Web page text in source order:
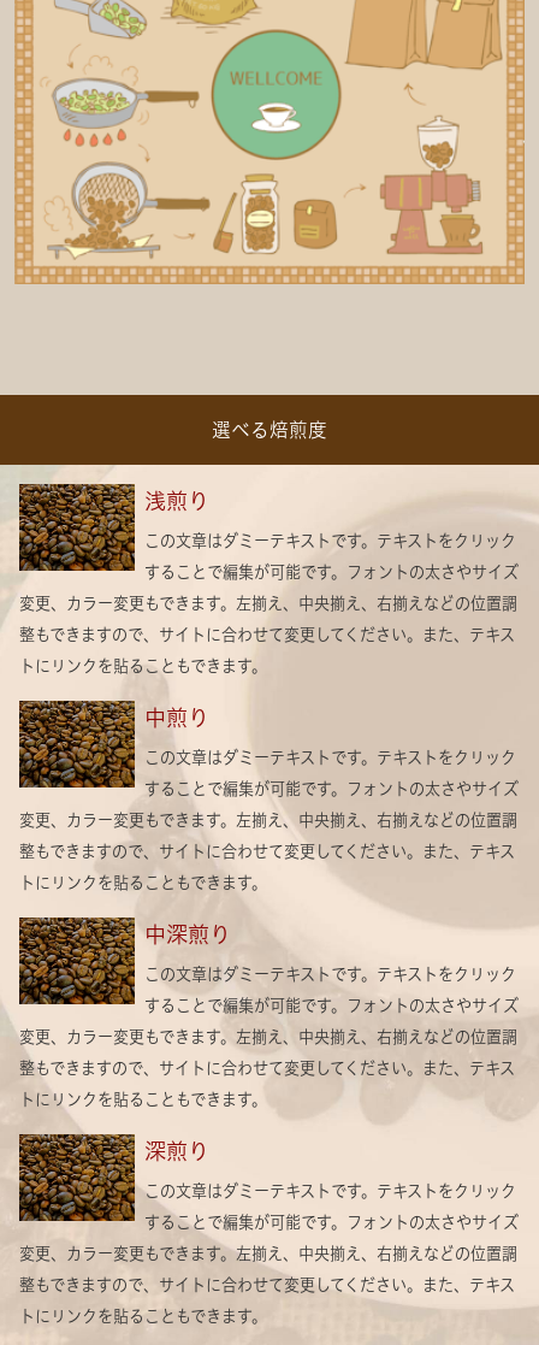
選べる焙煎度
浅煎り
この文章はダミーテキストです。テキストをクリック
することで編集が可能です。フォントの太さやサイズ
変更、カラー変更もできます。左揃え、中央揃え、右揃えなどの位置調
整もできますので、サイトに合わせて変更してください。また、テキス
トにリンクを貼ることもできます。
中煎り
この文章はダミーテキストです。テキストをクリック
することで編集が可能です。フォントの太さやサイズ
変更、カラー変更もできます。左揃え、中央揃え、右揃えなどの位置調
整もできますので、サイトに合わせて変更してください。また、テキス
トにリンクを貼ることもできます。
中深煎り
この文章はダミーテキストです。テキストをクリック
することで編集が可能です。フォントの太さやサイズ
変更、カラー変更もできます。左揃え、中央揃え、右揃えなどの位置調
整もできますので、サイトに合わせて変更してください。また、テキス
トにリンクを貼ることもできます。
深煎り
この文章はダミーテキストです。テキストをクリック
することで編集が可能です。フォントの太さやサイズ
変更、カラー変更もできます。左揃え、中央揃え、右揃えなどの位置調
整もできますので、サイトに合わせて変更してください。また、テキス
トにリンクを貼ることもできます。